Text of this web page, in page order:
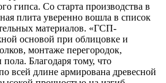
гипса. Со старта производства в
плита уверенно вошла в список
материалов. «ГСП-
основой при облицовке и
монтаже перегородок,
Благодаря тому, что
всей длине армирована древесной